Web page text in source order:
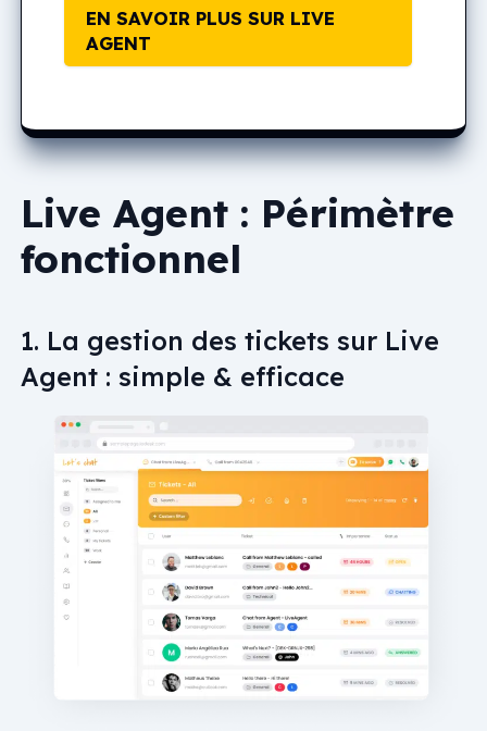
EN SAVOIR PLUS SUR LIVE
AGENT
Live Agent : Périmètre
fonctionnel
1. La gestion des tickets sur Live
Agent : simple & efficace